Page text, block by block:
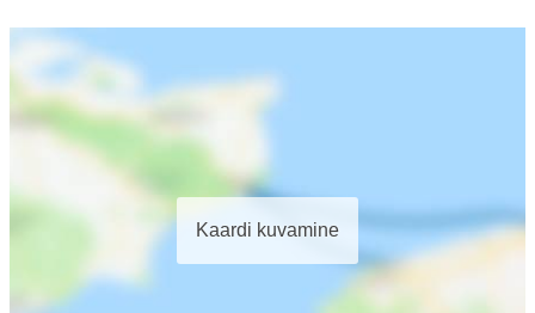
Kaardi kuvamine